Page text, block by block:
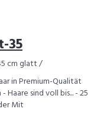
35
cm glatt /
in Premium-Qualität
sind voll bis... - 25
Mit